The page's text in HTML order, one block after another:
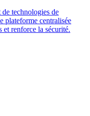
technologies de
plateforme centralisée
et renforce la sécurité.